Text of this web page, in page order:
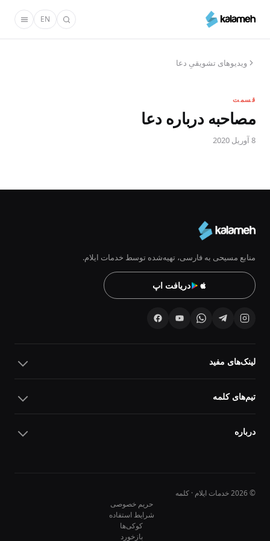
محتوای
EN
ویدیوهای تشویقیِ دعا
قسمت
مصاحبه درباره دعا
8 آوریل 2020
منابع مسیحی به فارسی، تهیه‌شده توسط خدمات ایلام.
دریافت اپ
لینک‌های مفید
تیم‌های کلمه
درباره
© 2026 خدمات ایلام · کلمه
حریم خصوصی
شرایط استفاده
کوکی‌ها
بازخورد
10